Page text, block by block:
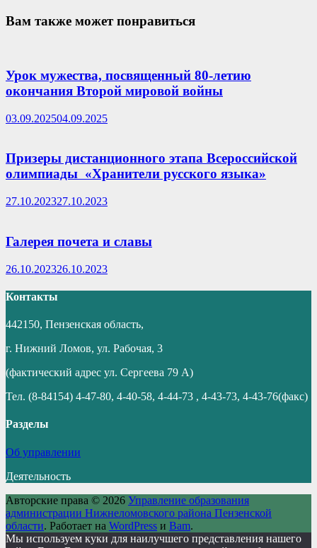
Вам также может понравиться
Урок мужества, посвященный 80-летию
окончания Второй мировой войны
03.09.202504.09.2025
Призеры дистанционного этапа Всероссийской
олимпиады «Хранители русского языка»
27.10.202327.10.2023
Галерея почета и славы
26.10.202326.10.2023
Контакты
442150, Пензенская область,
г. Нижний Ломов, ул. Рабочая, 3
(фактический адрес ул. Сергеева 79 А)
Тел. (8-84154) 4-47-80, 4-40-58, 4-44-73 , 4-43-73, 4-43-76(факс)
Разделы
Об управлении
Деятельность
Авторские права © 2026 Управление образования
администрации Нижнеломовского района Пензенской
области. Работает на WordPress и Bam.
Мы используем куки для наилучшего представления нашего